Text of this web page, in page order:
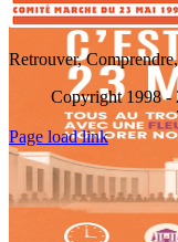
Retrouver,
Copyright 1998 -
Toggle
Sliding
Area
Page load link
Go
Top